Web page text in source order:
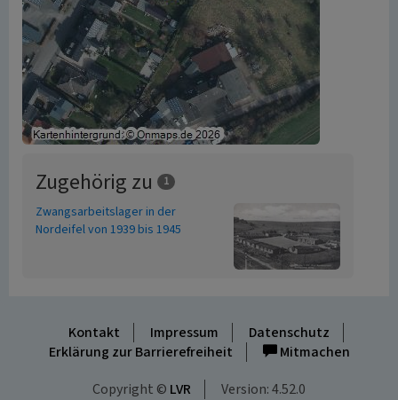
Zugehörig zu 1
Zwangsarbeitslager in der
Nordeifel von 1939 bis 1945
Kontakt Impressum
Datenschutz
Erklärung zur Barrierefreiheit
Mitmachen
Copyright © LVR Version: 4.52.0